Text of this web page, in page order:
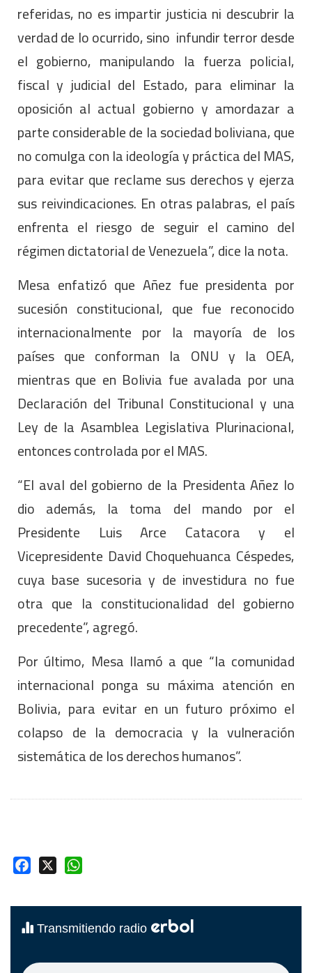
referidas, no es impartir justicia ni descubrir la
verdad de lo ocurrido, sino infundir terror desde
el gobierno, manipulando la fuerza policial,
fiscal y judicial del Estado, para eliminar la
oposición al actual gobierno y amordazar a
parte considerable de la sociedad boliviana, que
no comulga con la ideología y práctica del MAS,
para evitar que reclame sus derechos y ejerza
sus reivindicaciones. En otras palabras, el país
enfrenta el riesgo de seguir el camino del
régimen dictatorial de Venezuela”, dice la nota.
Mesa enfatizó que Añez fue presidenta por
sucesión constitucional, que fue reconocido
internacionalmente por la mayoría de los
países que conforman la ONU y la OEA,
mientras que en Bolivia fue avalada por una
Declaración del Tribunal Constitucional y una
Ley de la Asamblea Legislativa Plurinacional,
entonces controlada por el MAS.
“El aval del gobierno de la Presidenta Añez lo
dio además, la toma del mando por el
Presidente Luis Arce Catacora y el
Vicepresidente David Choquehuanca Céspedes,
cuya base sucesoria y de investidura no fue
otra que la constitucionalidad del gobierno
precedente”, agregó.
Por último, Mesa llamó a que “la comunidad
internacional ponga su máxima atención en
Bolivia, para evitar en un futuro próximo el
colapso de la democracia y la vulneración
sistemática de los derechos humanos”.
Facebook
Transmitiendo radio erbol